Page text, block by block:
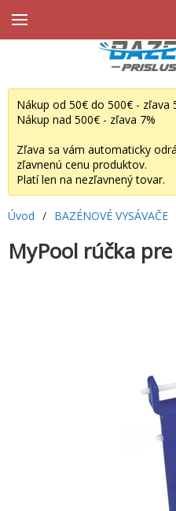
Nákup od 50€ do 500€ - zľava
Nákup nad 500€ - zľava 7%
Zľava sa vám automaticky
zľavnenú cenu produktov.
Platí len na nezľavnený tovar.
Úvod / BAZÉNOVÉ VYSÁVAČE
MyPool rúčka